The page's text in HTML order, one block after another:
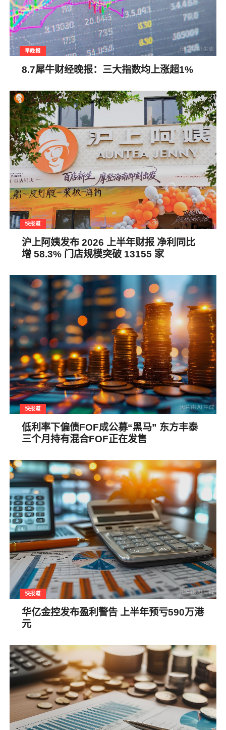
早晚报
8.7犀牛财经晚报：三大指数均上涨超1%
快报道
沪上阿姨发布 2026 上半年财报 净利同比
增 58.3% 门店规模突破 13155 家
快报道
低利率下偏债FOF成公募“黑马” 东方丰泰
三个月持有混合FOF正在发售
快报道
华亿金控发布盈利警告 上半年预亏590万港
元